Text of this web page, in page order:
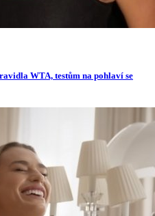
WTA, testům na pohlaví se